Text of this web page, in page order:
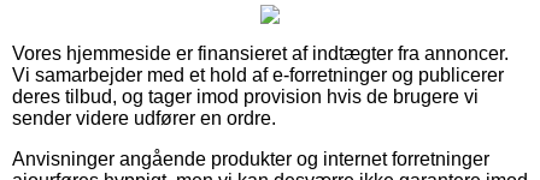
Vores hjemmeside er finansieret af indtægter fra annoncer.
Vi samarbejder med et hold af e-forretninger og publicerer
deres tilbud, og tager imod provision hvis de brugere vi
sender videre udfører en ordre.
Anvisninger angående produkter og internet forretninger